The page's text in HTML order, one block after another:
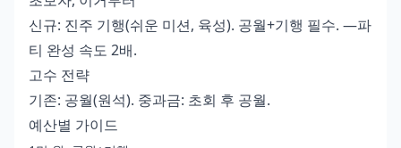
신규: 진주 기행(쉬운 미션, 육성). 공월+기행 필수. —파
티 완성 속도 2배.
고수 전략
기존: 공월(원석). 중과금: 초회 후 공월.
예산별 가이드